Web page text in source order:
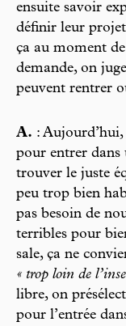
ensuite savoir
définir leur
ça au moment
demande, on
peuvent rentrer
A. :
pour entrer dans
trouver le juste
peu trop bien
pas besoin de
terribles pour
sale, ça ne
« trop loin de
libre, on
pour l’entrée